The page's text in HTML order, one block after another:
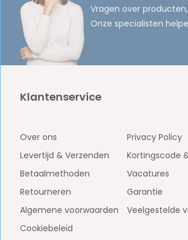
Vragen over
Onze specialisten
Klantenservice
Over ons
Levertijd & Verzenden
Betaalmethoden
Retourneren
Algemene voorwaarden
Cookiebeleid
Privacy Policy
Kortingscode
Vacatures
Garantie
Veelgestelde